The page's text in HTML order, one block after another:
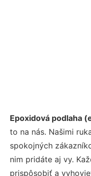
Epoxidová podlaha
to na nás. Našimi
spokojných
nim pridáte aj vy.
prispôsobiť a